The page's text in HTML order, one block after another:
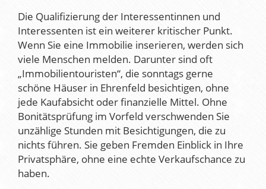
Die Qualifizierung der Interessentinnen und
Interessenten ist ein weiterer kritischer Punkt.
Wenn Sie eine Immobilie inserieren, werden sich
viele Menschen melden. Darunter sind oft
„Immobilientouristen“, die sonntags gerne
schöne Häuser in Ehrenfeld besichtigen, ohne
jede Kaufabsicht oder finanzielle Mittel. Ohne
Bonitätsprüfung im Vorfeld verschwenden Sie
unzählige Stunden mit Besichtigungen, die zu
nichts führen. Sie geben Fremden Einblick in Ihre
Privatsphäre, ohne eine echte Verkaufschance zu
haben.